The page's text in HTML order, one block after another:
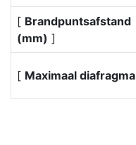
[ Brandpuntsafstand
(mm) ]
[ Maximaal diafragma